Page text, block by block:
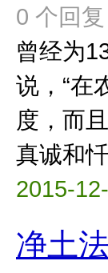
0 个回
曾经为
说，“在
度，而
真诚和
2015-
净土